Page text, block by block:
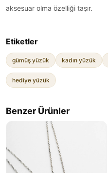
aksesuar olma özelliği taşır.
Etiketler
gümüş yüzük kadın yüzük
hediye yüzük
Benzer Ürünler